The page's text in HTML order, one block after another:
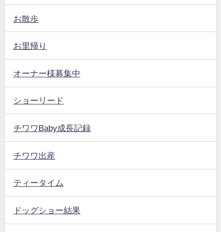
お散歩
お里帰り
オーナー様募集中
ショーリード
チワワBaby成長記録
チワワ出産
ティータイム
ドッグショー結果